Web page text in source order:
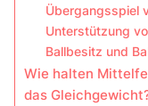
Übergangsspiel
Unterstützung
Ballbesitz und
Wie halten
das